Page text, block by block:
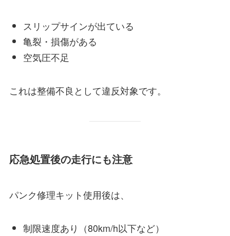
スリップサインが出ている
亀裂・損傷がある
空気圧不足
これは整備不良として違反対象です。
応急処置後の走行にも注意
パンク修理キット使用後は、
制限速度あり（80km/h以下など）